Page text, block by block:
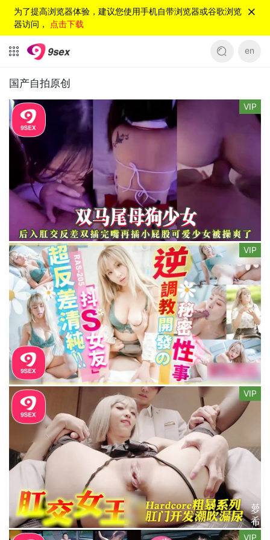
为了提高浏览器体验，建议您使用手机自带浏览器或谷歌浏览
器访问， 点击下载
en
国产自拍原创
VIP
VIP
VIP
VIP